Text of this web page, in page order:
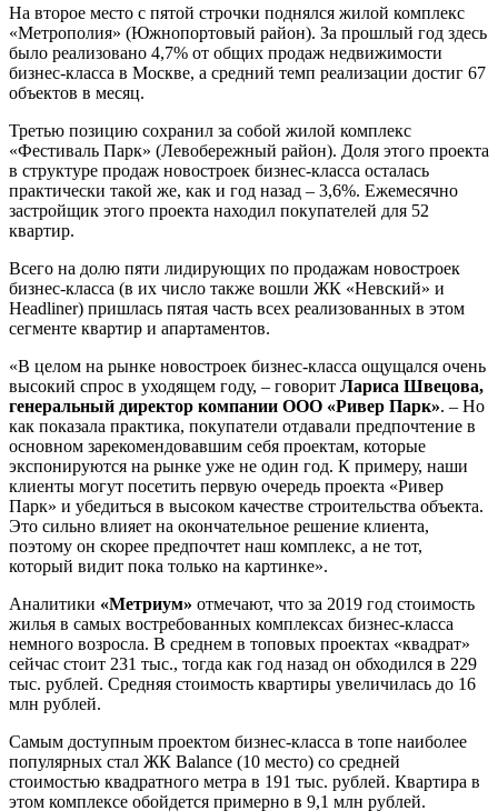
На второе место с пятой строчки поднялся жилой комплекс
«Метрополия» (Южнопортовый район). За прошлый год здесь
было реализовано 4,7% от общих продаж недвижимости
бизнес-класса в Москве, а средний темп реализации достиг 67
объектов в месяц.
Третью позицию сохранил за собой жилой комплекс
«Фестиваль Парк» (Левобережный район). Доля этого проекта
в структуре продаж новостроек бизнес-класса осталась
практически такой же, как и год назад – 3,6%. Ежемесячно
застройщик этого проекта находил покупателей для 52
квартир.
Всего на долю пяти лидирующих по продажам новостроек
бизнес-класса (в их число также вошли ЖК «Невский» и
Headliner) пришлась пятая часть всех реализованных в этом
сегменте квартир и апартаментов.
«В целом на рынке новостроек бизнес-класса ощущался очень
высокий спрос в уходящем году, – говорит Лариса Швецова,
генеральный директор компании ООО «Ривер Парк». – Но
как показала практика, покупатели отдавали предпочтение в
основном зарекомендовавшим себя проектам, которые
экспонируются на рынке уже не один год. К примеру, наши
клиенты могут посетить первую очередь проекта «Ривер
Парк» и убедиться в высоком качестве строительства объекта.
Это сильно влияет на окончательное решение клиента,
поэтому он скорее предпочтет наш комплекс, а не тот,
который видит пока только на картинке».
Аналитики «Метриум» отмечают, что за 2019 год стоимость
жилья в самых востребованных комплексах бизнес-класса
немного возросла. В среднем в топовых проектах «квадрат»
сейчас стоит 231 тыс., тогда как год назад он обходился в 229
тыс. рублей. Средняя стоимость квартиры увеличилась до 16
млн рублей.
Самым доступным проектом бизнес-класса в топе наиболее
популярных стал ЖК Balance (10 место) со средней
стоимостью квадратного метра в 191 тыс. рублей. Квартира в
этом комплексе обойдется примерно в 9,1 млн рублей.